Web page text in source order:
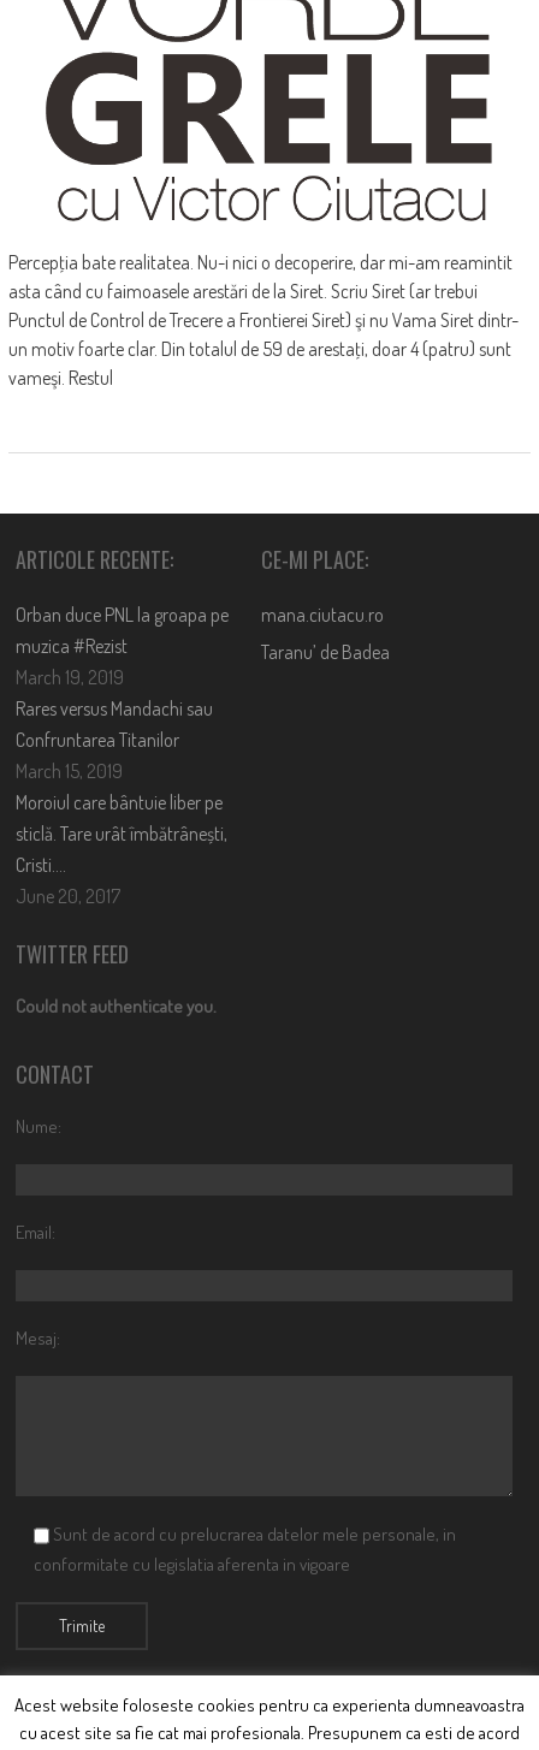
Percepţia bate realitatea. Nu-i nici o decoperire, dar mi-am reamintit
asta când cu faimoasele arestări de la Siret. Scriu Siret (ar trebui
Punctul de Control de Trecere a Frontierei Siret) şi nu Vama Siret dintr-
un motiv foarte clar. Din totalul de 59 de arestaţi, doar 4 (patru) sunt
vameşi. Restul
ARTICOLE RECENTE:
Orban duce PNL la groapa pe
muzica #Rezist
March 19, 2019
Rares versus Mandachi sau
Confruntarea Titanilor
March 15, 2019
Moroiul care bântuie liber pe
sticlă. Tare urât îmbătrânești,
Cristi….
June 20, 2017
CE-MI PLACE:
mana.ciutacu.ro
Taranu’ de Badea
TWITTER FEED
Could not authenticate you.
CONTACT
Nume:
Email:
Mesaj:
Sunt de acord cu prelucrarea datelor mele personale, in
conformitate cu legislatia aferenta in vigoare
© Ciutacu 2015 Parte a Imperiului Ciutacesc.
Acest website foloseste cookies pentru ca experienta dumneavoastra
cu acest site sa fie cat mai profesionala. Presupunem ca esti de acord